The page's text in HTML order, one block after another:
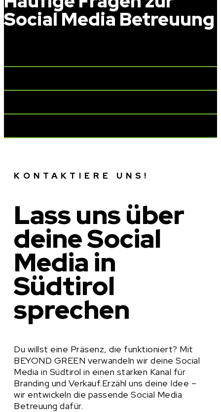
Social Media Betreuung
KONTAKTIERE UNS!
Lass uns über
deine Social
Media in
Südtirol
sprechen
Du willst eine Präsenz, die funktioniert? Mit
BEYOND GREEN verwandeln wir deine Social
Media in Südtirol in einen starken Kanal für
Branding und Verkauf.Erzähl uns deine Idee –
wir entwickeln die passende Social Media
Betreuung dafür.